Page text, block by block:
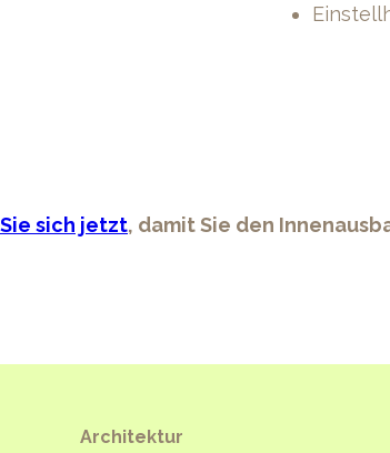
sich jetzt, damit Sie den
Architektur